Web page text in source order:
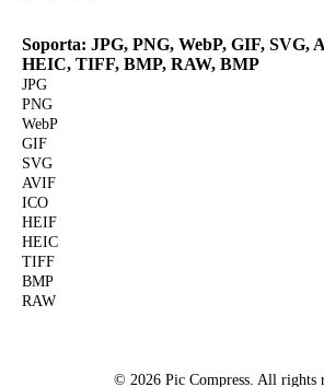
Soporta: JPG, PNG, WebP, GIF, SVG,
HEIC, TIFF, BMP, RAW, BMP
JPG
PNG
WebP
GIF
SVG
AVIF
ICO
HEIF
HEIC
TIFF
BMP
RAW
© 2026 Pic Compress. All rights